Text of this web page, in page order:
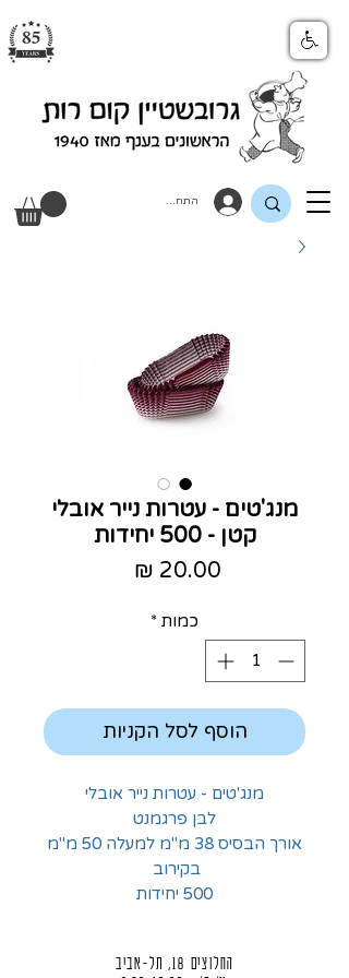
התחבר
מנג'טים - עטרות נייר אובלי
קטן - 500 יחידות
כמות *
הוסף לסל הקניות
מנג'טים - עטרות נייר אובלי
לבן פרגמנט
אורך הבסיס 38 מ"מ למעלה 50 מ"מ
בקירוב
500 יחידות
החלוצים 18, תל-אביב